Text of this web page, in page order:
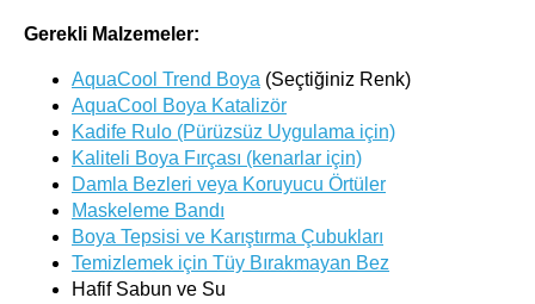
Gerekli Malzemeler:
AquaCool Trend Boya (Seçtiğiniz Renk)
AquaCool Boya Katalizör
Kadife Rulo (Pürüzsüz Uygulama için)
Kaliteli Boya Fırçası (kenarlar için)
Damla Bezleri veya Koruyucu Örtüler
Maskeleme Bandı
Boya Tepsisi ve Karıştırma Çubukları
Temizlemek için Tüy Bırakmayan Bez
Hafif Sabun ve Su